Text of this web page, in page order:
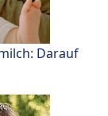
Darauf